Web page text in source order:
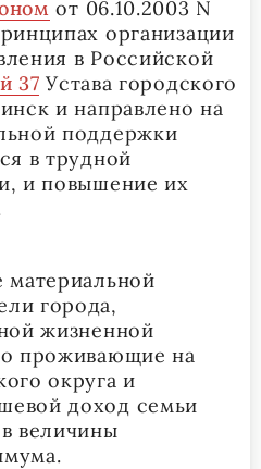
от 06.10.2003 N
организации
в Российской
37 Устава городского
и направлено на
поддержки
в трудной
и повышение их
материальной
города,
жизненной
проживающие на
округа и
доход семьи
величины